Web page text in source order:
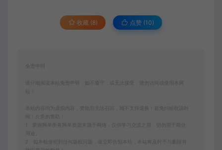
收藏 (8) 点赞 (10)
免责申明
请仔细阅读本站免责申明，如不遵守，或无法接受，请勿访问或使用本网
本站内容均为虚拟内容，赞助后无法召回，顾不支持退换！避免纠纷耽误时
间！介意勿赞助！
1、爱游网单所有网单资源来源于网络，仅供学习交流之用。切勿用于商业
2、如本帖侵犯到任何版权问题，请立即告知本站，本站将及时予与删除并